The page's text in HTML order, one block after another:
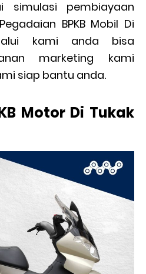
simulasi pembiayaan
BPKB Mobil Di
kami anda bisa
marketing kami
siap bantu anda.
Motor Di Tukak